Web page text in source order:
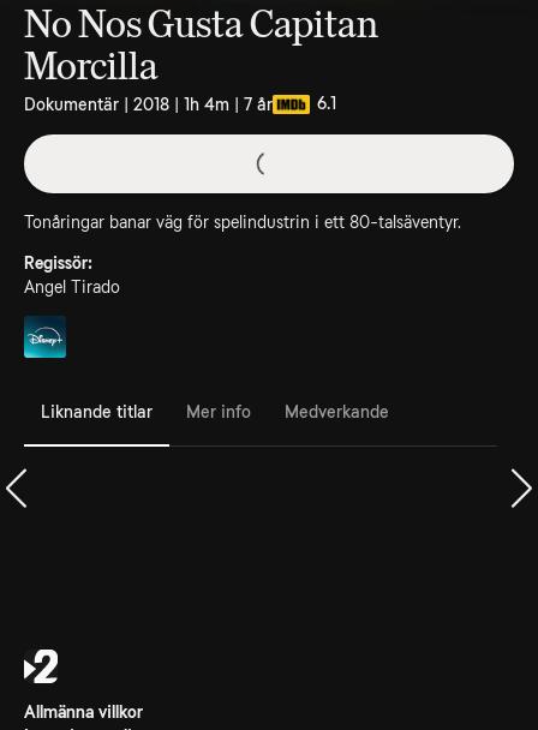
No Nos Gusta Capitan
Morcilla
Dokumentär | 2018 | 1h 4m | 7 år 6.1
Tonåringar banar väg för spelindustrin i ett 80-talsäventyr.
Regissör:
Angel Tirado
Liknande titlar Mer info Medverkande
Allmänna villkor